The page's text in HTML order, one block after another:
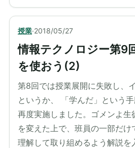
授業·2018/05/27
情報テクノロジー第
を使おう(2)
第8回では授業展開に失敗し、
というか、 「学んだ」という
再度実施しました。ゴメンよ生
を変えた上で、班員の一部だ
理解して取り組めるよう解説を